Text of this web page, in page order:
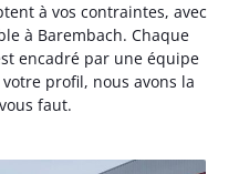
à vos contraintes, avec
à Barembach. Chaque
encadré par une équipe
profil, nous avons la
faut.